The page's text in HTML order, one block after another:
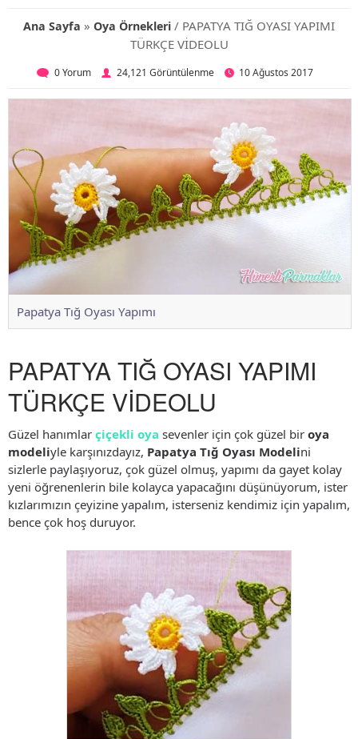
Ana Sayfa » Oya Örnekleri / PAPATYA TIĞ OYASI YAPIMI
TÜRKÇE VİDEOLU
0 Yorum 24,121 Görüntülenme 10 Ağustos 2017
Papatya Tığ Oyası Yapımı
PAPATYA TIĞ OYASI YAPIMI
TÜRKÇE VİDEOLU
Güzel hanımlar çiçekli oya sevenler için çok güzel bir oya
modeliyle karşınızdayız, Papatya Tığ Oyası Modelini
sizlerle paylaşıyoruz, çok güzel olmuş, yapımı da gayet kolay
yeni öğrenenlerin bile kolayca yapacağını düşünüyorum, ister
kızlarımızın çeyizine yapalım, isterseniz kendimiz için yapalım,
bence çok hoş duruyor.